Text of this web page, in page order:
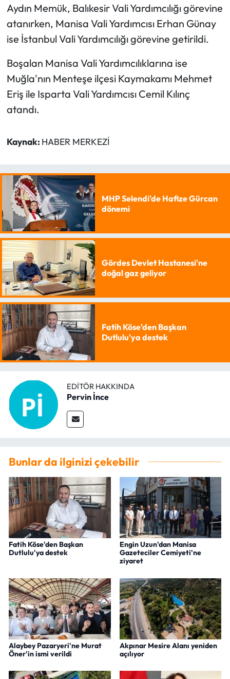
Aydın Memük, Balıkesir Vali Yardımcılığı görevine
atanırken, Manisa Vali Yardımcısı Erhan Günay
ise İstanbul Vali Yardımcılığı görevine getirildi.
Boşalan Manisa Vali Yardımcılıklarına ise
Muğla'nın Menteşe ilçesi Kaymakamı Mehmet
Eriş ile Isparta Vali Yardımcısı Cemil Kılınç
atandı.
Kaynak: HABER MERKEZİ
MHP Selendi'de Hafize Gürcan
dönemi
Gördes Devlet Hastanesi'ne
doğal gaz geliyor
Fatih Köse'den Başkan
Dutlulu'ya destek
EDITÖR HAKKINDA
Pervin İnce
Bunlar da ilginizi çekebilir
Fatih Köse'den Başkan
Dutlulu'ya destek
Engin Uzun'dan Manisa
Gazeteciler Cemiyeti'ne
ziyaret
Alaybey Pazaryeri'ne Murat
Öner'in ismi verildi
Akpınar Mesire Alanı yeniden
açılıyor